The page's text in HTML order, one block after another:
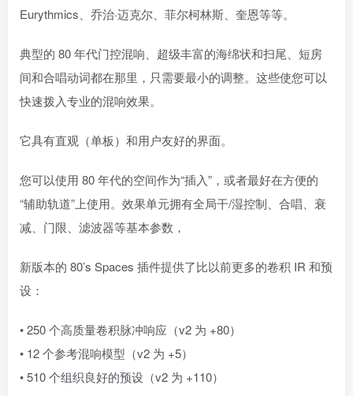
Eurythmics、乔治·迈克尔、菲尔柯林斯、奎恩等等。
典型的 80 年代门控混响、超级丰富的海绵状和扫尾、短房
间和合唱动词都在那里，只需要最小的调整。这些使您可以
快速拨入专业的混响效果。
它具有直观（单板）和用户友好的界面。
您可以使用 80 年代的空间作为“插入”，或者最好在方便的
“辅助轨道”上使用。效果单元拥有全局干/湿控制、合唱、衰
减、门限、滤波器等基本参数，
新版本的 80’s Spaces 插件提供了比以前更多的卷积 IR 和预
设：
• 250 个高质量卷积脉冲响应（v2 为 +80）
• 12 个参考混响模型（v2 为 +5）
• 510 个组织良好的预设（v2 为 +110）